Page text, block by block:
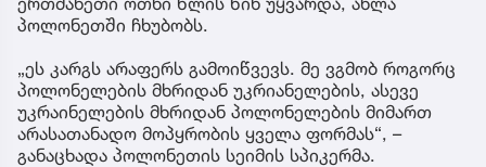
პოლონეთში ჩხუბობს.
„ეს კარგს არაფერს გამოიწვევს. მე ვგმობ როგორც
პოლონელების მხრიდან უკრიანელების, ასევე
უკრაინელების მხრიდან პოლონელების მიმართ
არასათანადო მოპყრობის ყველა ფორმას“, –
განაცხადა პოლონეთის სეიმის სპიკერმა.